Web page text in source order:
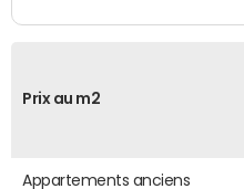
Prix au m2
Appartements anciens